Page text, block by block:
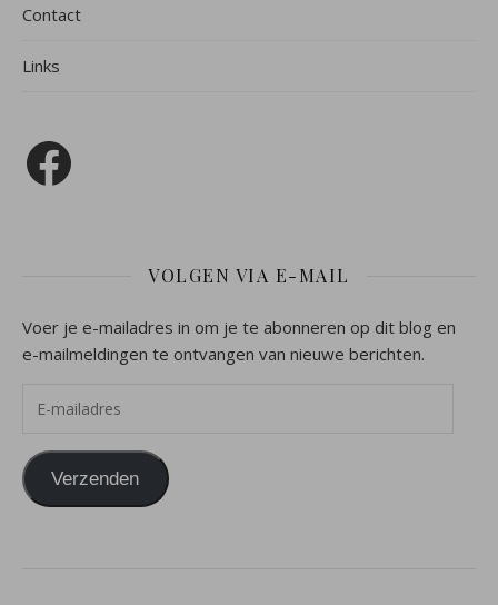
Contact
Links
Facebook
VOLGEN VIA E-MAIL
Voer je e-mailadres in om je te abonneren op dit blog en
e-mailmeldingen te ontvangen van nieuwe berichten.
Verzenden